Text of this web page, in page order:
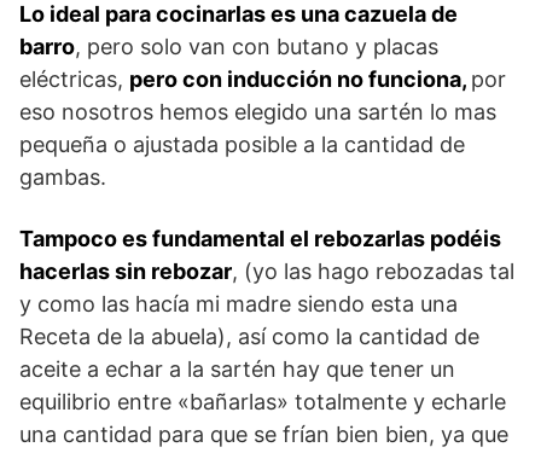
Lo ideal para cocinarlas es una cazuela de
barro, pero solo van con butano y placas
eléctricas, pero con inducción no funciona, por
eso nosotros hemos elegido una sartén lo mas
pequeña o ajustada posible a la cantidad de
gambas.
Tampoco es fundamental el rebozarlas podéis
hacerlas sin rebozar, (yo las hago rebozadas tal
y como las hacía mi madre siendo esta una
Receta de la abuela), así como la cantidad de
aceite a echar a la sartén hay que tener un
equilibrio entre «bañarlas» totalmente y echarle
una cantidad para que se frían bien bien, ya que